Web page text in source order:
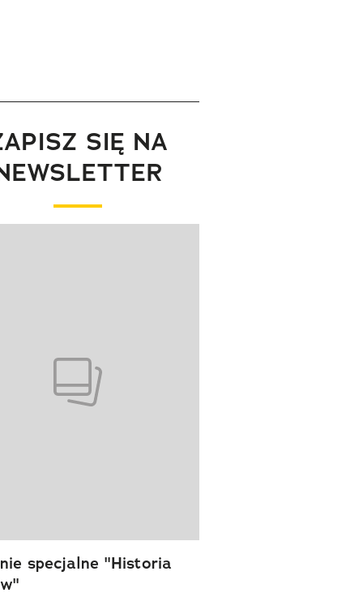
SIĘ NA
specjalne "Historia